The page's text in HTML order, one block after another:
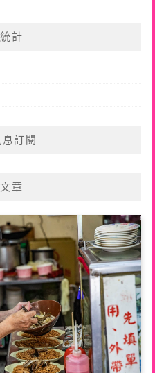
計
訂閱
章